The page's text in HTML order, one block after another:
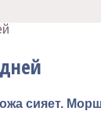
сияет.